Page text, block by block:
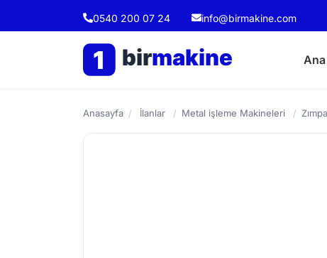
0540 200 07 24 info@birmakine.com
1 birmakine
Anasayfa / İlanlar / Metal işleme Makineleri /